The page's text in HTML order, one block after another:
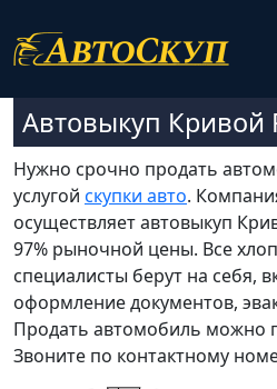
Автовыкуп Кривой
Нужно срочно продать
услугой скупки авто.
осуществляет автовыкуп
97% рыночной цены. Все
специалисты берут на себя,
оформление документов,
Продать автомобиль можно
Звоните по контактному